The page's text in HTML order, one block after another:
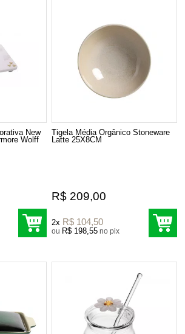
New
Bee 28x3x22,5cm Mármore Wolff
Tigela Média Orgânico Stoneware
Latte 25X8CM
R$ 209,00
2x R$ 104,50
ou R$ 198,55 no pix